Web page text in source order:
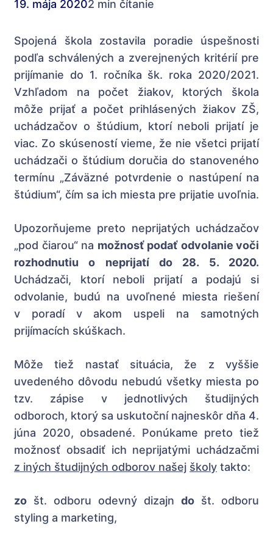
19. mája 20202 min čítanie
Spojená škola zostavila poradie úspešnosti
podľa schválených a zverejnených kritérií pre
prijímanie do 1. ročníka šk. roka 2020/2021.
Vzhľadom na počet žiakov, ktorých škola
môže prijať a počet prihlásených žiakov ZŠ,
uchádzačov o štúdium, ktorí neboli prijatí je
viac. Zo skúseností vieme, že nie všetci prijatí
uchádzači o štúdium doručia do stanoveného
termínu „Záväzné potvrdenie o nastúpení na
štúdium“, čím sa ich miesta pre prijatie uvoľnia.
Upozorňujeme preto neprijatých uchádzačov
„pod čiarou“ na možnosť podať odvolanie voči
rozhodnutiu o neprijatí do 28. 5. 2020.
Uchádzači, ktorí neboli prijatí a podajú si
odvolanie, budú na uvoľnené miesta riešení
v poradí v akom uspeli na samotných
prijímacích skúškach.
Môže tiež nastať situácia, že z vyššie
uvedeného dôvodu nebudú všetky miesta po
tzv. zápise v jednotlivých študijných
odboroch, ktorý sa uskutoční najneskôr dňa 4.
júna 2020, obsadené. Ponúkame preto tiež
možnosť obsadiť ich neprijatými uchádzačmi
z iných študijných odborov našej školy takto:
zo št. odboru odevný dizajn do št. odboru
styling a marketing,